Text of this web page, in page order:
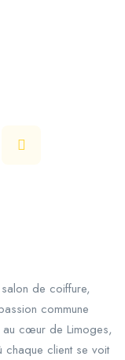
de coiffure,
commune
au cœur de Limoges,
chaque client se voit